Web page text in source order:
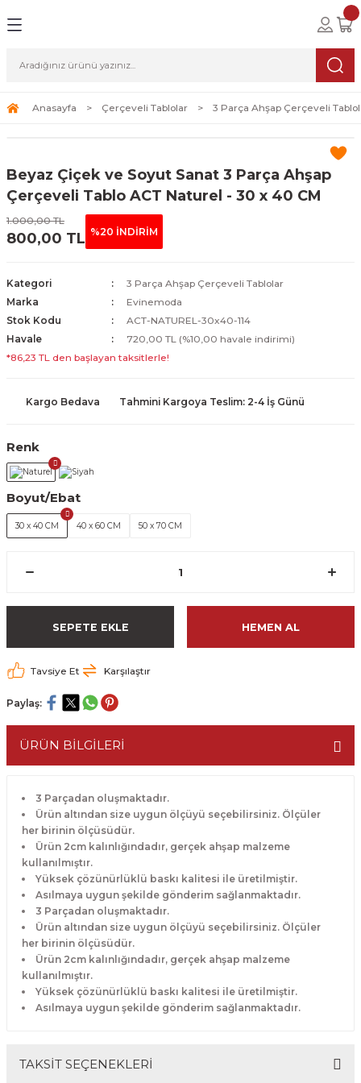
Tablolar
Tablolar
Sanat
Anasayfa Çerçeveli Tablolar 3 Parça Ahşap Çerçeveli
Beyaz Çiçek ve Soyut Sanat 3 Parça Ahşap
Çerçeveli Tablo ACT Naturel - 30 x 40 CM
1.000,00 TL
800,00 TL %20 İNDİRİM
Kategori
3 Parça Ahşap Çerçeveli Tablolar
Marka
Evinemoda
Stok Kodu
ACT-NATUREL-30x40-114
Havale
720,00 TL (%10,00 havale indirimi)
*86,23 TL den başlayan taksitlerle!
Kargo Bedava Tahmini Kargoya Teslim: 2-4 İş Günü
Renk
Boyut/Ebat
30 x 40 CM 40 x 60 CM 50 x 70 CM
SEPETE EKLE HEMEN AL
Tavsiye Et Karşılaştır
Paylaş:
ÜRÜN BİLGİLERİ
3 Parçadan oluşmaktadır.
Ürün altından size uygun ölçüyü seçebilirsiniz. Ölçüler
her birinin ölçüsüdür.
Ürün 2cm kalınlığındadır, gerçek ahşap malzeme
kullanılmıştır.
Yüksek çözünürlüklü baskı kalitesi ile üretilmiştir.
Asılmaya uygun şekilde gönderim sağlanmaktadır.
3 Parçadan oluşmaktadır.
Ürün altından size uygun ölçüyü seçebilirsiniz. Ölçüler
her birinin ölçüsüdür.
Ürün 2cm kalınlığındadır, gerçek ahşap malzeme
kullanılmıştır.
Yüksek çözünürlüklü baskı kalitesi ile üretilmiştir.
Asılmaya uygun şekilde gönderim sağlanmaktadır.
TAKSİT SEÇENEKLERİ